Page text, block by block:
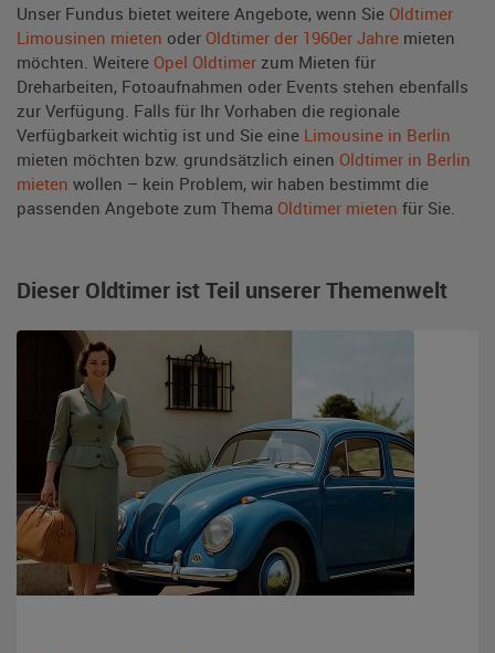
Unser Fundus bietet weitere Angebote, wenn Sie Oldtimer
Limousinen mieten oder Oldtimer der 1960er Jahre mieten
möchten. Weitere Opel Oldtimer zum Mieten für
Dreharbeiten, Fotoaufnahmen oder Events stehen ebenfalls
zur Verfügung. Falls für Ihr Vorhaben die regionale
Verfügbarkeit wichtig ist und Sie eine Limousine in Berlin
mieten möchten bzw. grundsätzlich einen Oldtimer in Berlin
mieten wollen – kein Problem, wir haben bestimmt die
passenden Angebote zum Thema Oldtimer mieten für Sie.
Dieser Oldtimer ist Teil unserer Themenwelt